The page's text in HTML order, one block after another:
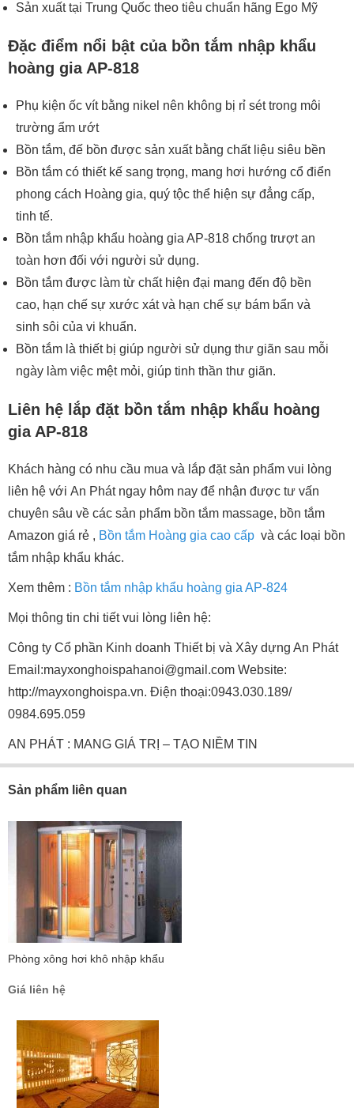
Sản xuất tại Trung Quốc theo tiêu chuẩn hãng Ego Mỹ
Đặc điểm nổi bật của bồn tắm nhập khẩu
hoàng gia AP-818
Phụ kiện ốc vít bằng nikel nên không bị rỉ sét trong môi
trường ẩm ướt
Bồn tắm, đế bồn được sản xuất bằng chất liệu siêu bền
Bồn tắm có thiết kế sang trọng, mang hơi hướng cổ điển
phong cách Hoàng gia, quý tộc thể hiện sự đẳng cấp,
tinh tế.
Bồn tắm nhập khẩu hoàng gia AP-818 chống trượt an
toàn hơn đối với người sử dụng.
Bồn tắm được làm từ chất hiện đại mang đến độ bền
cao, hạn chế sự xước xát và hạn chế sự bám bẩn và
sinh sôi của vi khuẩn.
Bồn tắm là thiết bị giúp người sử dụng thư giãn sau mỗi
ngày làm việc mệt mỏi, giúp tinh thần thư giãn.
Liên hệ lắp đặt bồn tắm nhập khẩu hoàng
gia AP-818
Khách hàng có nhu cầu mua và lắp đặt sản phẩm vui lòng
liên hệ với An Phát ngay hôm nay để nhận được tư vấn
chuyên sâu về các sản phẩm bồn tắm massage, bồn tắm
Amazon giá rẻ , Bồn tắm Hoàng gia cao cấp và các loại bồn
tắm nhập khẩu khác.
Xem thêm : Bồn tắm nhập khẩu hoàng gia AP-824
Mọi thông tin chi tiết vui lòng liên hệ:
Công ty Cổ phần Kinh doanh Thiết bị và Xây dựng An Phát
Email:mayxonghoispahanoi@gmail.com Website:
http://mayxonghoispa.vn. Điện thoại:0943.030.189/
0984.695.059
AN PHÁT : MANG GIÁ TRỊ – TẠO NIỀM TIN
Sản phẩm liên quan
Phòng xông hơi khô nhập khẩu
Giá liên hệ